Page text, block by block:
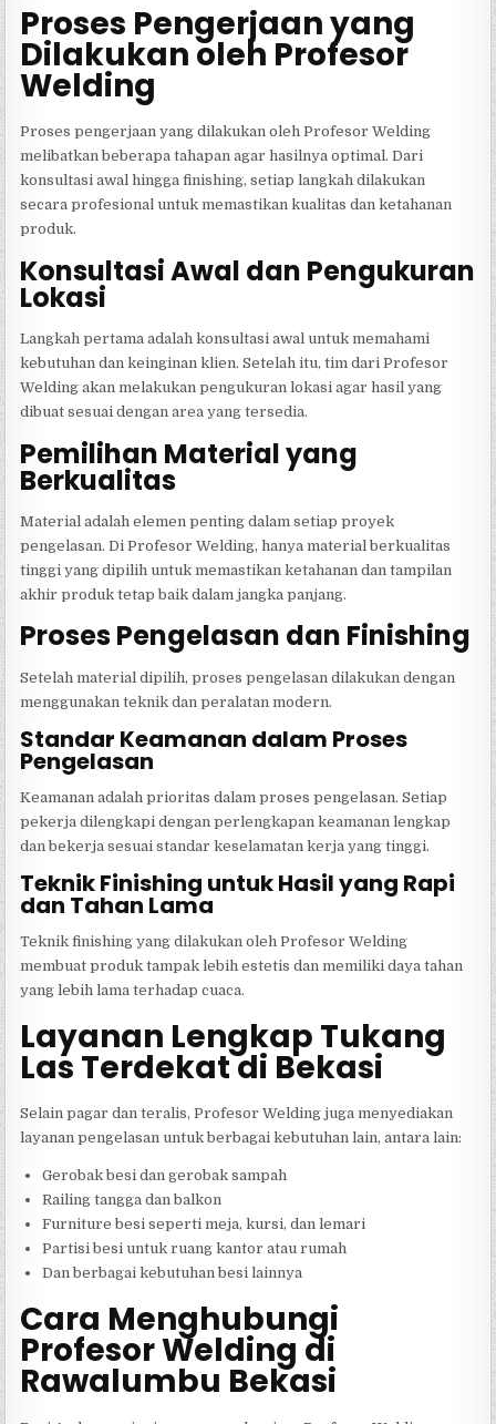
Proses Pengerjaan yang
Dilakukan oleh Profesor
Welding
Proses pengerjaan yang dilakukan oleh Profesor Welding
melibatkan beberapa tahapan agar hasilnya optimal. Dari
konsultasi awal hingga finishing, setiap langkah dilakukan
secara profesional untuk memastikan kualitas dan ketahanan
produk.
Konsultasi Awal dan Pengukuran
Lokasi
Langkah pertama adalah konsultasi awal untuk memahami
kebutuhan dan keinginan klien. Setelah itu, tim dari Profesor
Welding akan melakukan pengukuran lokasi agar hasil yang
dibuat sesuai dengan area yang tersedia.
Pemilihan Material yang
Berkualitas
Material adalah elemen penting dalam setiap proyek
pengelasan. Di Profesor Welding, hanya material berkualitas
tinggi yang dipilih untuk memastikan ketahanan dan tampilan
akhir produk tetap baik dalam jangka panjang.
Proses Pengelasan dan Finishing
Setelah material dipilih, proses pengelasan dilakukan dengan
menggunakan teknik dan peralatan modern.
Standar Keamanan dalam Proses
Pengelasan
Keamanan adalah prioritas dalam proses pengelasan. Setiap
pekerja dilengkapi dengan perlengkapan keamanan lengkap
dan bekerja sesuai standar keselamatan kerja yang tinggi.
Teknik Finishing untuk Hasil yang Rapi
dan Tahan Lama
Teknik finishing yang dilakukan oleh Profesor Welding
membuat produk tampak lebih estetis dan memiliki daya tahan
yang lebih lama terhadap cuaca.
Layanan Lengkap Tukang
Las Terdekat di Bekasi
Selain pagar dan teralis, Profesor Welding juga menyediakan
layanan pengelasan untuk berbagai kebutuhan lain, antara lain:
Gerobak besi dan gerobak sampah
Railing tangga dan balkon
Furniture besi seperti meja, kursi, dan lemari
Partisi besi untuk ruang kantor atau rumah
Dan berbagai kebutuhan besi lainnya
Cara Menghubungi
Profesor Welding di
Rawalumbu Bekasi